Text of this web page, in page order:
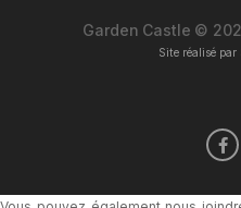
Garden Castle ©
Site réalisé par